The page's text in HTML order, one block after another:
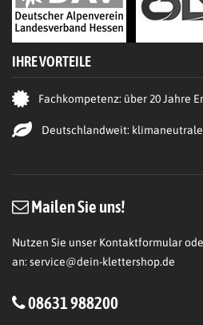
IHRE VORTEILE
Fachkompetenz: über 20 Jahre
Deutschlandweit:
Mailen Sie uns!
Nutzen Sie unser Kontaktformular
an: service@dein-klettershop.de
08631 988200